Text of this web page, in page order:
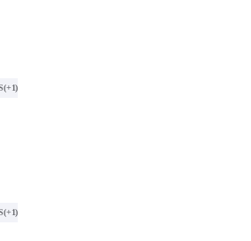
(+1)
(+1)